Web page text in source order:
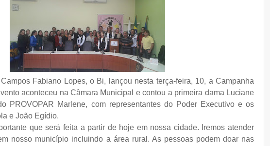
Fabiano Lopes, o Bi, lançou nesta terça-feira, 10, a Campanha
aconteceu na Câmara Municipal e contou a primeira dama Luciane
PROVOPAR Marlene, com representantes do Poder Executivo e os
e João Egídio.
que será feita a partir de hoje em nossa cidade. Iremos atender
nosso município incluindo a área rural. As pessoas podem doar nas